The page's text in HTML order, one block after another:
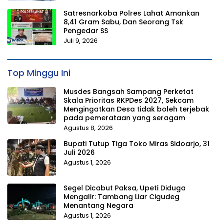
Satresnarkoba Polres Lahat Amankan
8,41 Gram Sabu, Dan Seorang Tsk
Pengedar SS
Juli 9, 2026
Top Minggu Ini
Musdes Bangsah Sampang Perketat
Skala Prioritas RKPDes 2027, Sekcam
Mengingatkan Desa tidak boleh terjebak
pada pemerataan yang seragam
Agustus 8, 2026
Bupati Tutup Tiga Toko Miras Sidoarjo, 31
Juli 2026
Agustus 1, 2026
Segel Dicabut Paksa, Upeti Diduga
Mengalir: Tambang Liar Cigudeg
Menantang Negara
Agustus 1, 2026